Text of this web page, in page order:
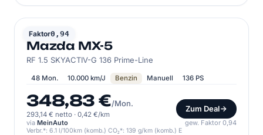
Faktor0,94
MAZDA
Mazda MX-5
RF 1.5 SKYACTIV-G 136 Prime-Line
48 Mon. 10.000 km/J Benzin Manuell 136 PS
348,83 €/Mon.
293,14 € netto · 0,42 €/km
Zum Deal
via MeinAuto gew. Faktor 0,94
Verbr.*: 6.1 l/100km (komb.) CO₂*: 139 g/km (komb.) E